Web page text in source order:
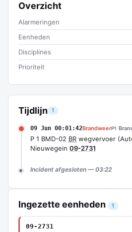
Tijdlijn 1
09 Jun 00:01:42BrandweerP1
P 1 BMD-02 BR wegvervoer
Nieuwegein 09-2731
Incident afgesloten — 03:22
Ingezette eenheden 1
09-2731
Overzicht
Alarmeringen
Eenheden
Disciplines
Prioriteit